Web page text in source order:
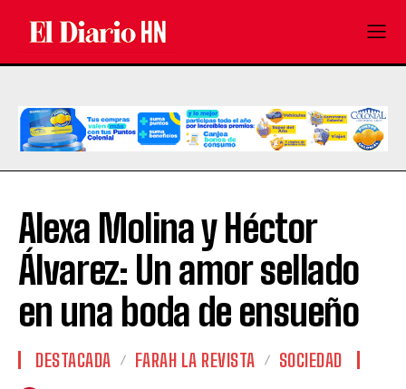
Alexa Molina y Héctor
Álvarez: Un amor sellado
en una boda de ensueño
DESTACADA FARAH LA REVISTA SOCIEDAD